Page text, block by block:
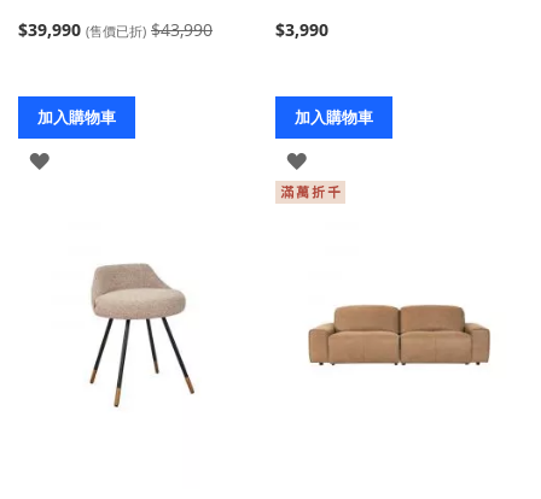
$39,990 (售價已折) $43,990
加入購物車
登
$3,990
加入購物車
登
入